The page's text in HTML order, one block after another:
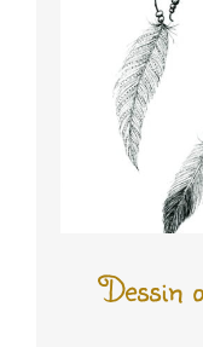
Dessin